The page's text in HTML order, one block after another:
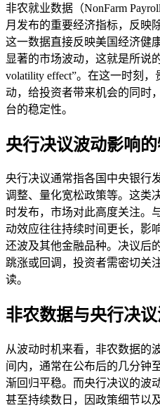
非农就业数据（NonFarm
月发布的重要经济指标，反映
这一数据直接反映美国经济健
显著的市场波动，这就是所说的
volatility effect”。在这一时刻
动，给投资者带来机会的同时
台的稳定性。
央行决议波动影响
央行决议通常指各国中央银行
调整、量化宽松政策等。这类
时发布，市场对此高度关注。
动效应往往持续时间更长，影
还波及其他金融品种。决议后
跳涨或回调，投资者需密切关
读。
非农数据与央行决
从波动时机来看，非农数据的
间内，通常在公布后的几分钟
渐回归平稳。而央行决议的波
甚至持续数日，因政策细节以